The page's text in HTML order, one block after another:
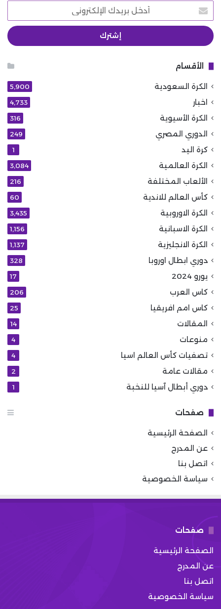
أدخل
بريدك
الإلكتروني
الأقسام
الكرة السعودية 5٬900
اخبار 4٬733
الكرة الأسيوية 316
الدوري المصري 249
كرة اليد 1
الكرة العالمية 3٬084
الألعاب المختلفة 216
كأس العالم للاندية 60
الكرة الاوروبية 3٬435
الكرة الاسبانية 1٬156
الكرة الانجليزية 1٬137
دوري ابطال اوروبا 328
يورو 2024 17
كاس العرب 206
كاس امم افريقيا 25
المقالات 14
منوعات 4
تصفيات كأس العالم اسيا 4
مقالات عامة 2
دوري أبطال آسيا للنخبة 1
صفحات
الصفحة الرئيسية
عن المدرج
اتصل بنا
سياسة الخصوصية
صفحات
الصفحة الرئيسية
عن المدرج
اتصل بنا
سياسة الخصوصية